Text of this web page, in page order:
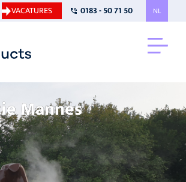
VACATURES 0183 - 50 71 50 NL
Mannes